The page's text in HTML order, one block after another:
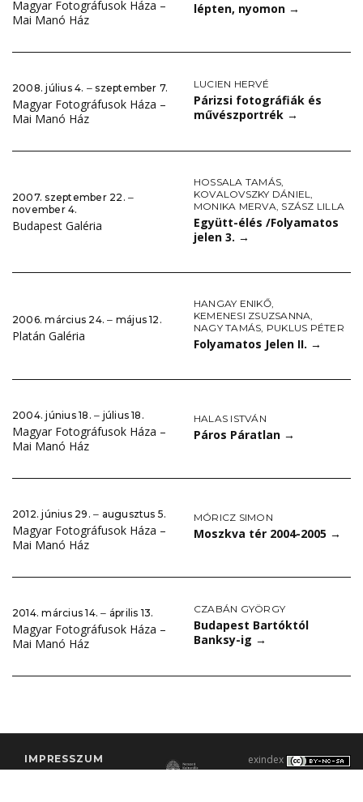
Magyar Fotográfusok Háza –
Mai Manó Ház
lépten, nyomon →
2008. július 4. ‒ szeptember 7.
Magyar Fotográfusok Háza –
Mai Manó Ház
LUCIEN HERVÉ
Párizsi fotográfiák és
művészportrék →
2007. szeptember 22. ‒
november 4.
Budapest Galéria
HOSSALA TAMÁS,
KOVALOVSZKY DÁNIEL,
MONIKA MERVA, SZÁSZ LILLA
Együtt-élés /Folyamatos
jelen 3. →
2006. március 24. ‒ május 12.
Platán Galéria
HANGAY ENIKŐ,
KEMENESI ZSUZSANNA,
NAGY TAMÁS, PUKLUS PÉTER
Folyamatos Jelen II. →
2004. június 18. ‒ július 18.
Magyar Fotográfusok Háza –
Mai Manó Ház
HALAS ISTVÁN
Páros Páratlan →
2012. június 29. ‒ augusztus 5.
Magyar Fotográfusok Háza –
Mai Manó Ház
MÓRICZ SIMON
Moszkva tér 2004-2005 →
2014. március 14. ‒ április 13.
Magyar Fotográfusok Háza –
Mai Manó Ház
CZABÁN GYÖRGY
Budapest Bartóktól
Banksy-ig →
IMPRESSZUM
exindex